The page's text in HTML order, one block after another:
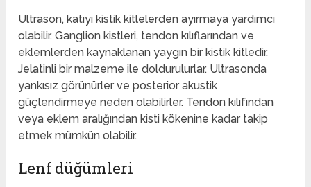
Ultrason, katıyı kistik kitlelerden ayırmaya yardımcı
olabilir. Ganglion kistleri, tendon kılıflarından ve
eklemlerden kaynaklanan yaygın bir kistik kitledir.
Jelatinli bir malzeme ile doldurulurlar. Ultrasonda
yankısız görünürler ve posterior akustik
güçlendirmeye neden olabilirler. Tendon kılıfından
veya eklem aralığından kisti kökenine kadar takip
etmek mümkün olabilir.
Lenf düğümleri